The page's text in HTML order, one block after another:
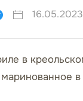
16.05.2023
в
в